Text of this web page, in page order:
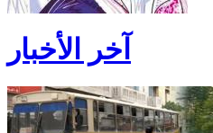
آخر الأخبار